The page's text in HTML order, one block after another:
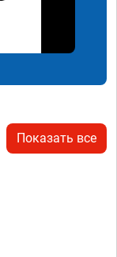
Показать все